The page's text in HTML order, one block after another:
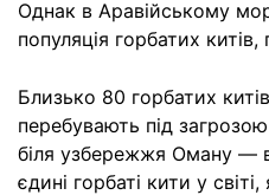
Однак в Аравійському
популяція горбатих
Близько 80 горбатих
перебувають під
біля узбережжя Оману —
єдині горбаті кити у